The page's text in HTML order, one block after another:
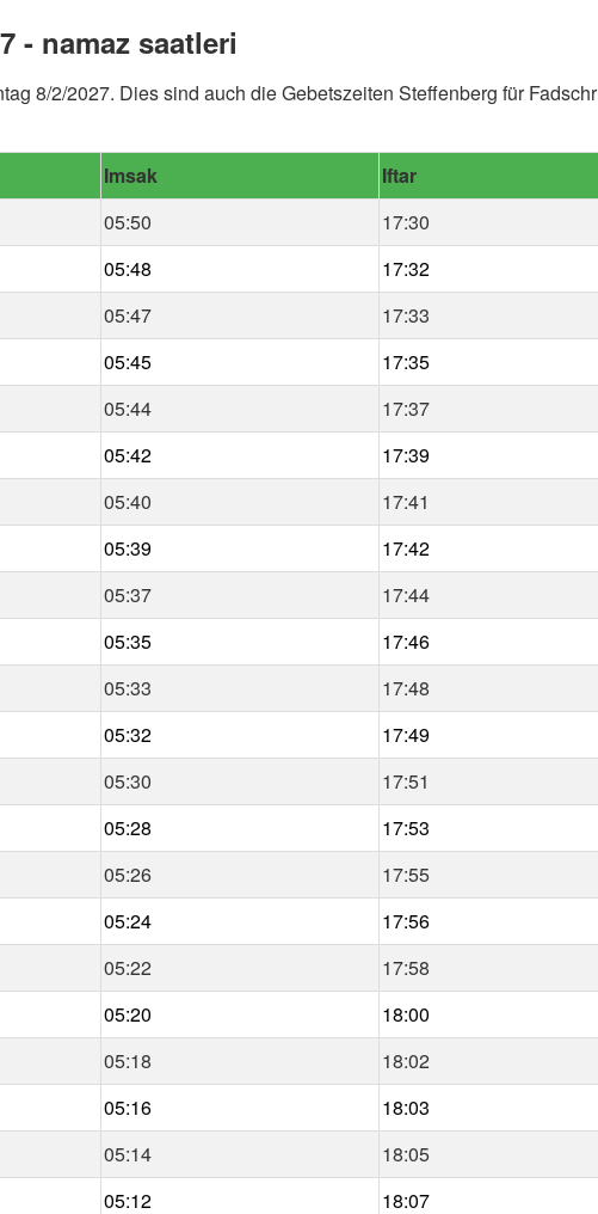
- namaz saatleri
8/2/2027. Dies sind auch die Gebetszeiten Steffenberg für Fadschr
Imsak
Iftar
05:50
17:30
05:48
17:32
05:47
17:33
05:45
17:35
05:44
17:37
05:42
17:39
05:40
17:41
05:39
17:42
05:37
17:44
05:35
17:46
05:33
17:48
05:32
17:49
05:30
17:51
05:28
17:53
05:26
17:55
05:24
17:56
05:22
17:58
05:20
18:00
05:18
18:02
05:16
18:03
05:14
18:05
05:12 18:07